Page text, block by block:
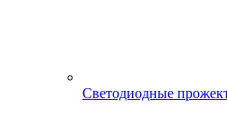
Светодиодные